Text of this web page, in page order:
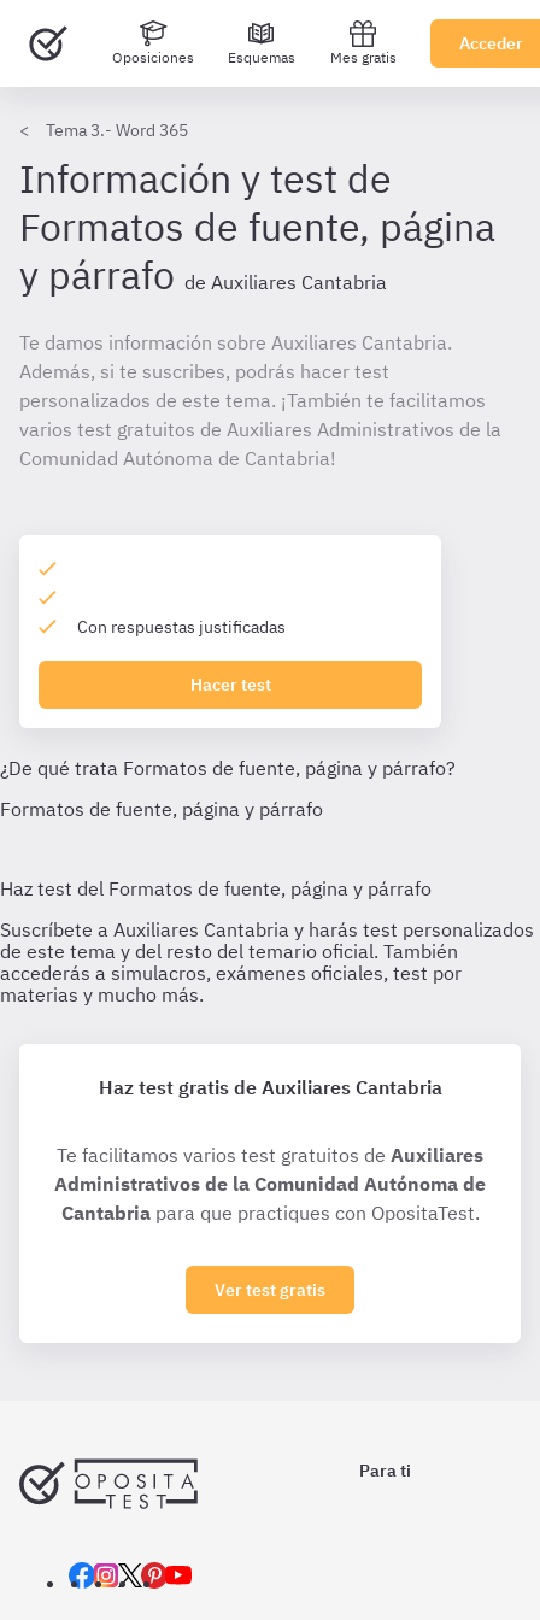
Oposiciones Esquemas Mes gratis
Acceder
Tema 3.- Word 365
Información y test de
Formatos de fuente, página
y párrafo de Auxiliares Cantabria
Te damos información sobre Auxiliares Cantabria.
Además, si te suscribes, podrás hacer test
personalizados de este tema. ¡También te facilitamos
varios test gratuitos de Auxiliares Administrativos de la
Comunidad Autónoma de Cantabria!
Con respuestas justificadas
Hacer test
Haz test gratis de Auxiliares Cantabria
Te facilitamos varios test gratuitos de Auxiliares
Administrativos de la Comunidad Autónoma de
Cantabriapara que practiques con OpositaTest.
Ver test gratis
Para ti